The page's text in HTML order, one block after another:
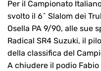
Per il Campionato
svolto il 6^ Slalom dei
Osella PA 9/90, alle sue
Radical SR4 Suzuki, il
della classifica del
A chiudere il podio